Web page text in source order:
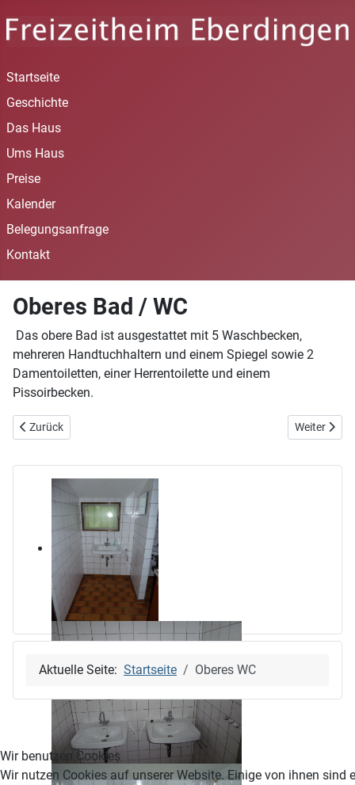
Startseite
Geschichte
Das Haus
Ums Haus
Preise
Kalender
Belegungsanfrage
Kontakt
Oberes Bad / WC
Das obere Bad ist ausgestattet mit 5 Waschbecken,
mehreren Handtuchhaltern und einem Spiegel sowie 2
Damentoiletten, einer Herrentoilette und einem
Pissoirbecken.
Vorheriger Beitrag: Der Aufenthaltsraum
Zurück Nächster
Weiter
Aktuelle Seite: Startseite Oberes WC
Wir benutzen Cookies
Wir nutzen Cookies auf unserer Website. Einige von ihnen sind